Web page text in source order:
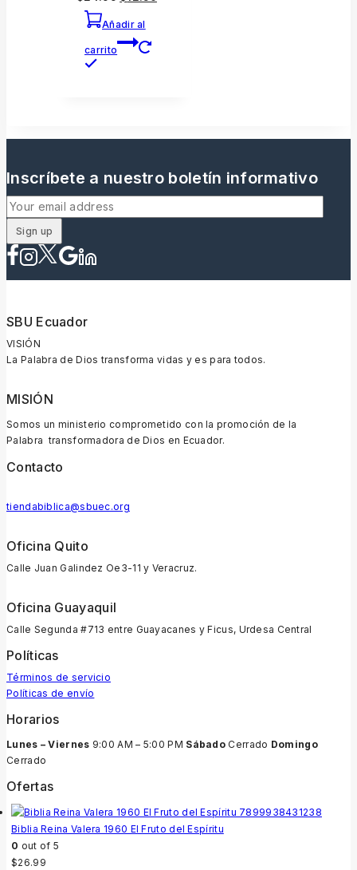
Añadir al
carrito
Inscríbete a nuestro boletín informativo
SBU Ecuador
VISIÓN
La Palabra de Dios transforma vidas y es para todos.
MISIÓN
Somos un ministerio comprometido con la promoción de la
Palabra transformadora de Dios en Ecuador.
Contacto
tiendabiblica@sbuec.org
Oficina Quito
Calle Juan Galindez Oe3-11 y Veracruz.
Oficina Guayaquil
Calle Segunda #713 entre Guayacanes y Ficus, Urdesa Central
Políticas
Términos de servicio
Políticas de envío
Horarios
Lunes – Viernes 9:00 AM – 5:00 PM Sábado Cerrado Domingo
Cerrado
Ofertas
Biblia Reina Valera 1960 El Fruto del Espíritu
0 out of 5
$26.99